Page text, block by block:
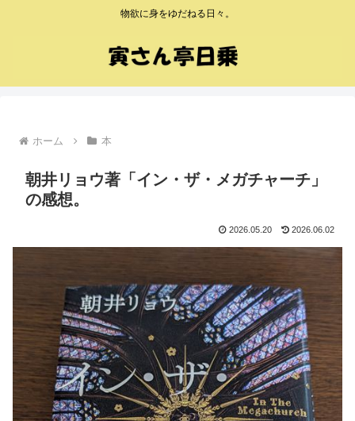
物欲に身をゆだねる日々。
ホーム 本
朝井リョウ著「イン・ザ・メガチャーチ」
の感想。
2026.05.20 2026.06.02